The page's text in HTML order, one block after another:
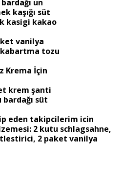
bardağı un
kaşığı süt
kasigi kakao
vanilya
tozu
Krema İçin
krem şanti
bardağı süt
eden takipcilerim icin
2 kutu schlagsahne,
2 paket vanilya